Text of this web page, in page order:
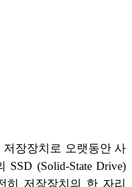
장장치로 오랫동안 사
SSD (Solid-State Drive)
히 저장장치의 한 자리